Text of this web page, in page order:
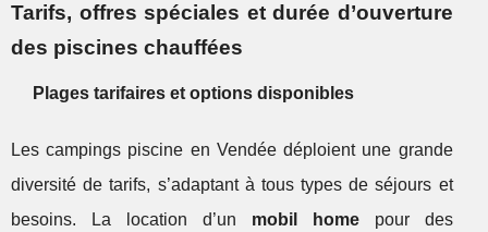
Tarifs, offres spéciales et durée d’ouverture
des piscines chauffées
Plages tarifaires et options disponibles
Les campings piscine en Vendée déploient une grande
diversité de tarifs, s’adaptant à tous types de séjours et
besoins. La location d’un mobil homepour des